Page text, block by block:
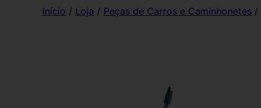
Início / Loja / Peças de Carros e Caminhonetes /